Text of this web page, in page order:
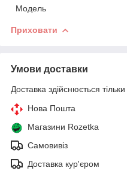
Модель
Приховати
Умови доставки
Доставка здійснюється
Нова Пошта
Магазини Rozetka
Самовивіз
Доставка кур'єром